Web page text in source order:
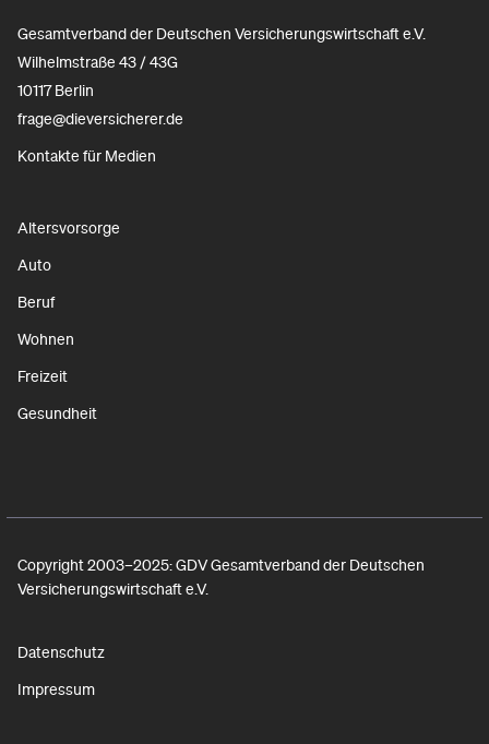
Gesamtverband der Deutschen Versicherungswirtschaft e.V.
Wilhelmstraße 43 / 43G
10117 Berlin
frage@dieversicherer.de
Kontakte für Medien
Altersvorsorge
Auto
Beruf
Wohnen
Freizeit
Gesundheit
Copyright 2003–2025: GDV Gesamtverband der Deutschen
Versicherungswirtschaft e.V.
Datenschutz
Impressum